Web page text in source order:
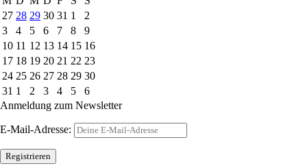
27 28 29 30 31 1
2
3
4 5 6 7 8
9
10 11 12 13 14 15 16
17 18 19 20 21 22 23
24 25 26 27 28 29 30
31 1 2 3 4 5
6
Anmeldung zum Newsletter
E-Mail-Adresse: